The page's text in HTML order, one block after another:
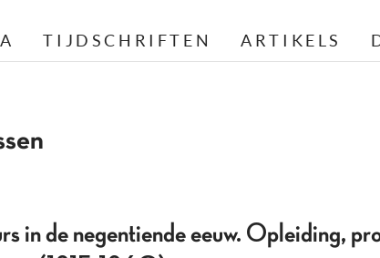
TIJDSCHRIFTEN ARTIKELS
in de negentiende eeuw. Opleiding,